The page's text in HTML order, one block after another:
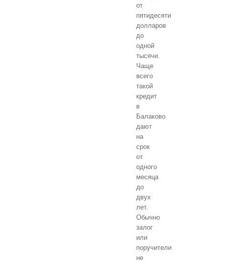
от
пятидесяти
долларов
до
одной
тысячи.
Чаще
всего
такой
кредит
в
Балаково
дают
на
срок
от
одного
месяца
до
двух
лет.
Обычно
залог
или
поручители
не